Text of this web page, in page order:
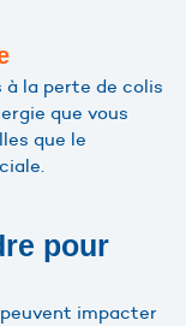
à la perte de colis
que vous
que le
pour
impacter